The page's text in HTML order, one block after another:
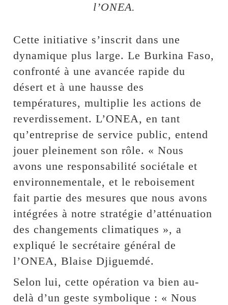
l’ONEA.
Cette initiative s’inscrit dans une
dynamique plus large. Le Burkina Faso,
confronté à une avancée rapide du
désert et à une hausse des
températures, multiplie les actions de
reverdissement. L’ONEA, en tant
qu’entreprise de service public, entend
jouer pleinement son rôle. « Nous
avons une responsabilité sociétale et
environnementale, et le reboisement
fait partie des mesures que nous avons
intégrées à notre stratégie d’atténuation
des changements climatiques », a
expliqué le secrétaire général de
l’ONEA, Blaise Djiguemdé.
Selon lui, cette opération va bien au-
delà d’un geste symbolique : « Nous